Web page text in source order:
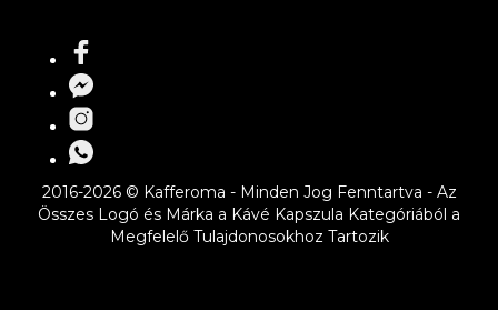
2016-2026 © Kafferoma - Minden Jog Fenntartva - Az
Összes Logó és Márka a Kávé Kapszula Kategóriából a
Megfelelő Tulajdonosokhoz Tartozik